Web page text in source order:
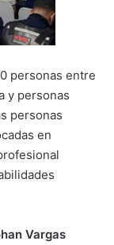
personas entre
y personas
personas
en
Vargas